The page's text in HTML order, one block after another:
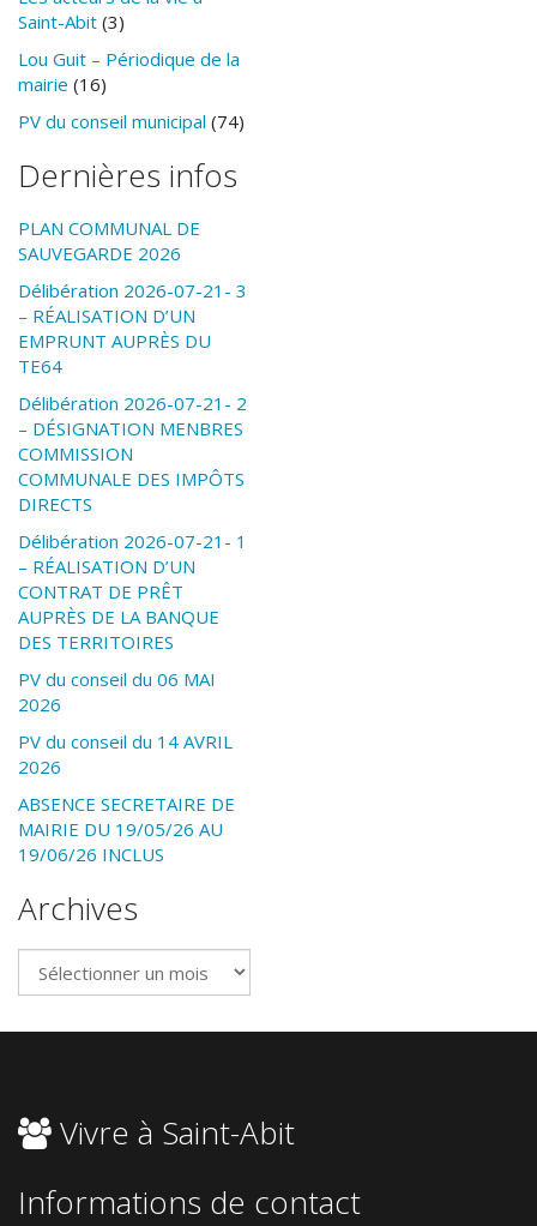
Saint-Abit (3)
Lou Guit – Périodique de la
mairie (16)
PV du conseil municipal (74)
Dernières infos
PLAN COMMUNAL DE
SAUVEGARDE 2026
Délibération 2026-07-21- 3
– RÉALISATION D’UN
EMPRUNT AUPRÈS DU
TE64
Délibération 2026-07-21- 2
– DÉSIGNATION MENBRES
COMMISSION
COMMUNALE DES IMPÔTS
DIRECTS
Délibération 2026-07-21- 1
– RÉALISATION D’UN
CONTRAT DE PRÊT
AUPRÈS DE LA BANQUE
DES TERRITOIRES
PV du conseil du 06 MAI
2026
PV du conseil du 14 AVRIL
2026
ABSENCE SECRETAIRE DE
MAIRIE DU 19/05/26 AU
19/06/26 INCLUS
Archives
Archives
Vivre à Saint-Abit
Informations de contact